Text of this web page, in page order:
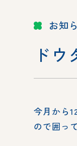
お知
ドウ
今月から
ので囲っ